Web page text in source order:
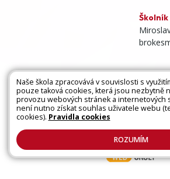
Školník
Všechna práva vyhrazena.
Mapa stránek|Kontakty|Přihlásit
o přístupnosti|
Naše škola zpracovává v souvislosti s
pouze taková cookies, která jsou nezbytně
provozu webových stránek a internetových
není nutno získat souhlas uživatele webu
cookies). Pravidla cookies
ROZUMÍM